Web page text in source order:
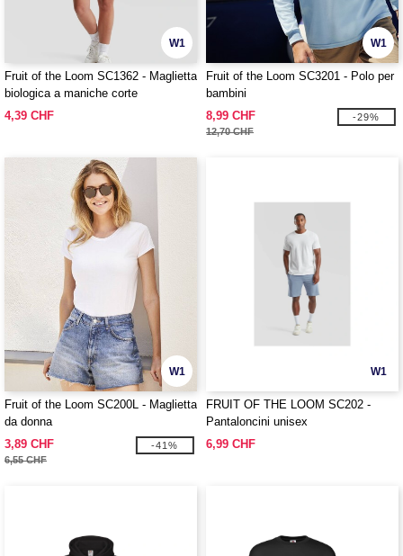
W1
Fruit of the Loom SC1362 - Maglietta
biologica a maniche corte
4,39 CHF
W1
Fruit of the Loom SC3201 - Polo per
bambini
8,99 CHF
12,70 CHF
-29%
W1
Fruit of the Loom SC200L - Maglietta
da donna
3,89 CHF
6,55 CHF
-41%
W1
FRUIT OF THE LOOM SC202 -
Pantaloncini unisex
6,99 CHF